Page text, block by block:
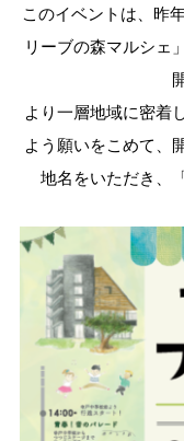
このイベントは、昨
リーブの森マルシェ
より一層地域に密着
よう願いをこめて、
地名をいただき、